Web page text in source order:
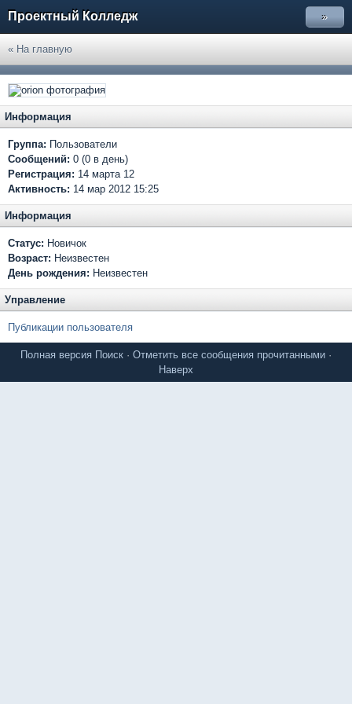
Проектный Колледж »
« На главную
Информация
Группа: Пользователи
Сообщений: 0 (0 в день)
Регистрация: 14 марта 12
Активность: 14 мар 2012 15:25
Информация
Статус: Новичок
Возраст: Неизвестен
День рождения: Неизвестен
Управление
Публикации пользователя
Полная версия Поиск · Отметить все сообщения прочитанными ·
Наверх